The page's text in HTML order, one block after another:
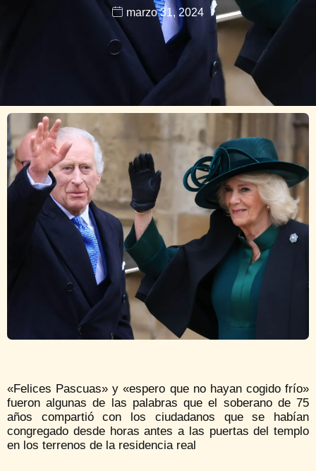
marzo 31, 2024
«Felices Pascuas» y «espero que no hayan cogido frío»
fueron algunas de las palabras que el soberano de 75
años compartió con los ciudadanos que se habían
congregado desde horas antes a las puertas del templo
en los terrenos de la residencia real